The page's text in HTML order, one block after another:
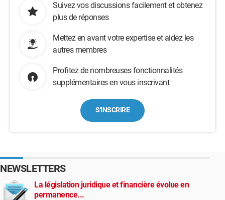
Suivez vos discussions facilement et obtenez
plus de réponses
Mettez en avant votre expertise et aidez les
autres membres
Profitez de nombreuses fonctionnalités
supplémentaires en vous inscrivant
S'INSCRIRE
NEWSLETTERS
La législation juridique et financière évolue en
permanence...